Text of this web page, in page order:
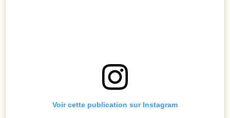
Voir cette publication sur Instagram